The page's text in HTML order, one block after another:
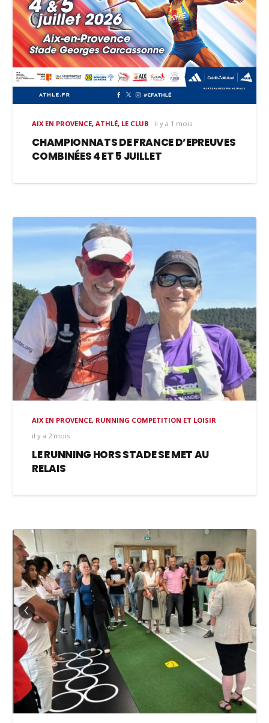
AIX EN PROVENCE,ATHLÉ, LE CLUB il y a 1 mois
CHAMPIONNATS DE FRANCE D’EPREUVES
COMBINÉES 4 ET 5 JUILLET
AIX EN PROVENCE, RUNNING COMPETITION ET LOISIR
il y a 2 mois
LE RUNNING HORS STADE SE MET AU
RELAIS